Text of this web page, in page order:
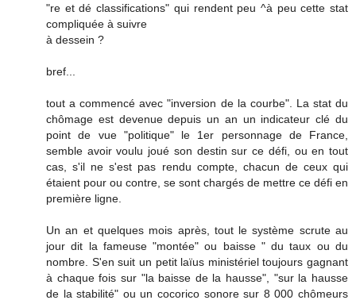
"re et dé classifications" qui rendent peu ^à peu cette stat
compliquée à suivre
à dessein ?
bref...
tout a commencé avec "inversion de la courbe". La stat du
chômage est devenue depuis un an un indicateur clé du
point de vue "politique" le 1er personnage de France,
semble avoir voulu joué son destin sur ce défi, ou en tout
cas, s'il ne s'est pas rendu compte, chacun de ceux qui
étaient pour ou contre, se sont chargés de mettre ce défi en
première ligne.
Un an et quelques mois après, tout le système scrute au
jour dit la fameuse "montée" ou baisse " du taux ou du
nombre. S'en suit un petit laïus ministériel toujours gagnant
à chaque fois sur "la baisse de la hausse", "sur la hausse
de la stabilité" ou un cocorico sonore sur 8 000 chômeurs